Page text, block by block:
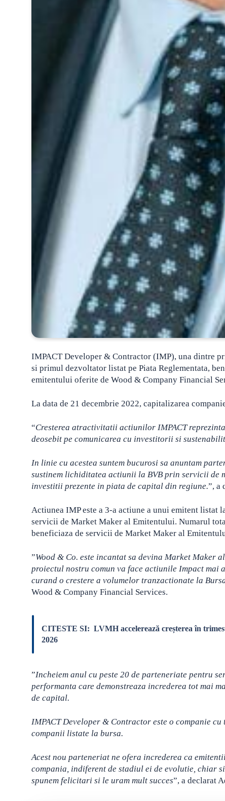
IMPACT Developer & Contractor (IMP), una dintre
si primul dezvoltator listat pe Piata Reglementata,
emitentului oferite de Wood & Company Financial
La data de 21 decembrie 2022, capitalizarea
“Cresterea atractivitatii actiunilor IMPACT
deosebit pe comunicarea cu investitorii si
In linie cu acestea suntem bucurosi sa anuntam
sustinem lichiditatea actiunii la BVB prin servicii de
investitii prezente in piata de capital din regiune.”, a
Actiunea IMP este a 3-a actiune a unui emitent listat
servicii de Market Maker al Emitentului. Numarul
beneficiaza de servicii de Market Maker al
”Wood & Co. este incantat sa devina Market Maker
proiectul nostru comun va face actiunile Impact
curand o crestere a volumelor tranzactionate la
Wood & Company Financial Services.
CITESTE SI: LVMH accelerează creșterea în
2026
”Incheiem anul cu peste 20 de parteneriate pentru
performanta care demonstreaza increderea tot mai
de capital.
IMPACT Developer & Contractor este o companie
companii listate la bursa.
Acest nou parteneriat ne ofera increderea ca
compania, indiferent de stadiul ei de evolutie, chiar
spunem felicitari si le uram mult succes”, a declarat